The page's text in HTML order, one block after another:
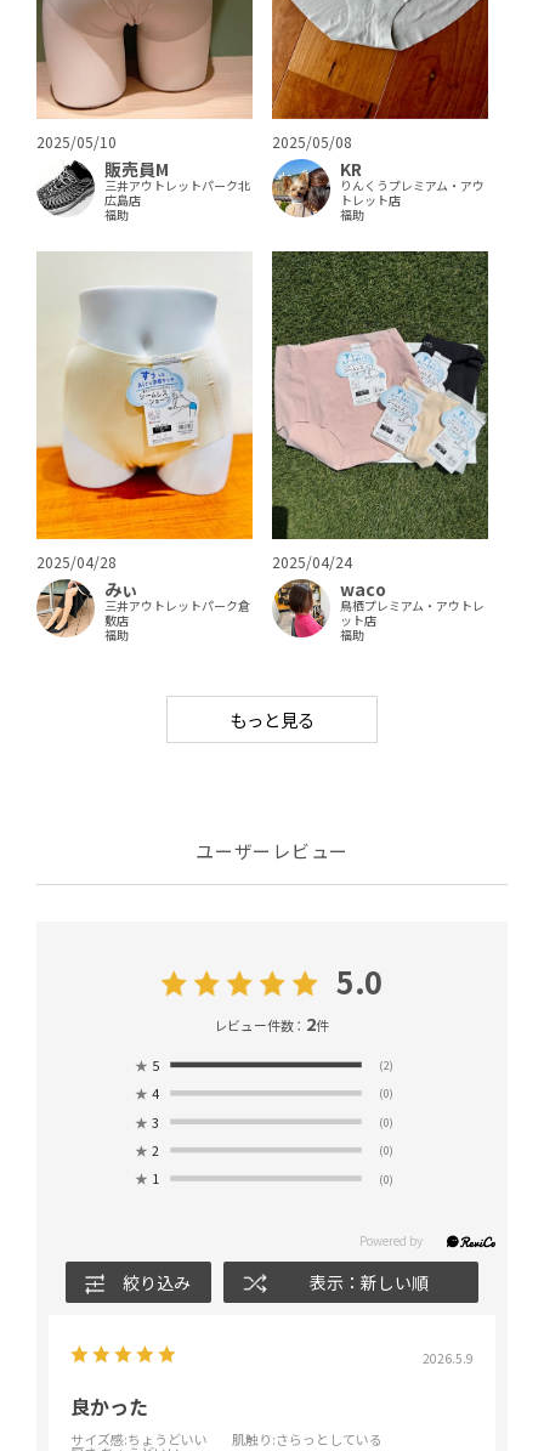
2025/05/10
販売員M
三井アウトレットパーク北
広島店
福助
2025/05/08
KR
りんくうプレミアム・アウ
トレット店
福助
2025/04/28
みぃ
三井アウトレットパーク倉
敷店
福助
2025/04/24
waco
鳥栖プレミアム・アウトレ
ット店
福助
もっと見る
ユーザーレビュー
5.0
レビュー件数： 2件
★ 5 (2)
★ 4 (0)
★ 3 (0)
★ 2 (0)
★ 1 (0)
絞り込み 表示：新しい順
2026.5.9
良かった
サイズ感:ちょうどいい 肌触り:さらっとしている